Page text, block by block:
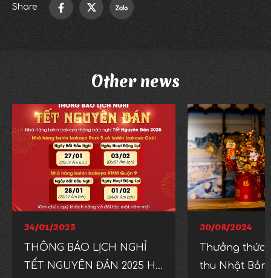
Share
Other news
24/01/2025
THÔNG BÁO LỊCH NGHỈ
TẾT NGUYÊN ĐÁN 2025 HỆ
30/08/2024
Thưởng thức
thu Nhật Bản